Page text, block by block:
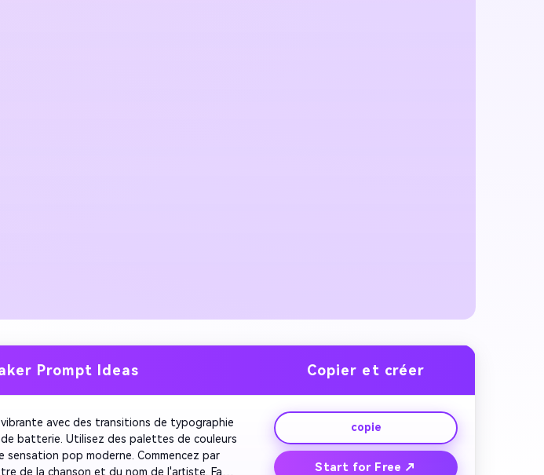
Prompt Ideas Copier et créer
avec des transitions de typographie
batterie. Utilisez des palettes de couleurs
pop moderne. Commencez par
de la chanson et du nom de l'artiste. Fade
copie
Start for Free ↗